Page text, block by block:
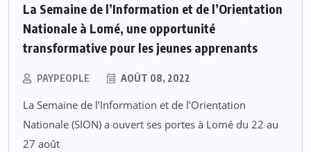
La Semaine de l’Information et de l’Orientation
Nationale à Lomé, une opportunité
transformative pour les jeunes apprenants
PAYPEOPLE AOÛT 08, 2022
La Semaine de l’Information et de l’Orientation
Nationale (SION) a ouvert ses portes à Lomé du 22 au
27 août